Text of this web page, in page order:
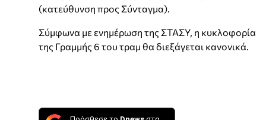
(κατεύθυνση προς Σύνταγμα).
Σύμφωνα με ενημέρωση της ΣΤΑΣΥ, η κυκλοφορία
της Γραμμής 6 του τραμ θα διεξάγεται κανονικά.